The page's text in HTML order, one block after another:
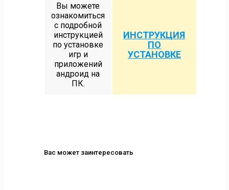
Вы можете
ознакомиться
с подробной
инструкцией
по установке
игр и
приложений
андроид на
ПК.
ИНСТРУКЦИЯ
ПО
УСТАНОВКЕ
Вас может заинтересовать